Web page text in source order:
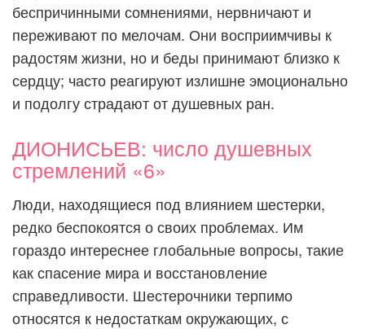
беспричинными сомнениями, нервничают и
переживают по мелочам. Они восприимчивы к
радостям жизни, но и беды принимают близко к
сердцу; часто реагируют излишне эмоционально
и подолгу страдают от душевных ран.
ДИОНИСЬЕВ: число душевных
стремлений «6»
Люди, находящиеся под влиянием шестерки,
редко беспокоятся о своих проблемах. Им
гораздо интереснее глобальные вопросы, такие
как спасение мира и восстановление
справедливости. Шестерочники терпимо
относятся к недостаткам окружающих, с